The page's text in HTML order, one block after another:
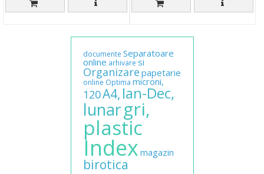
documente Separatoare
online arhivare si
Organizare papetarie
online Optima microni,
120A4, Ian-Dec,
lunargri,
plastic
Index magazin
birotica